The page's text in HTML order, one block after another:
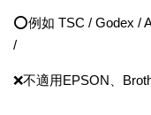
⭕例如 TSC / Godex /
/
❌不適用EPSON、